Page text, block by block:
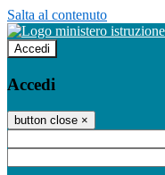
Salta al contenuto
Accedi
Accedi
button close ×